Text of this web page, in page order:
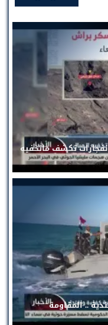
تكشف ماتخفيه
.. المقاومة